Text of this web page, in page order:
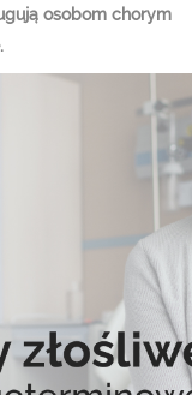
osobom chorym